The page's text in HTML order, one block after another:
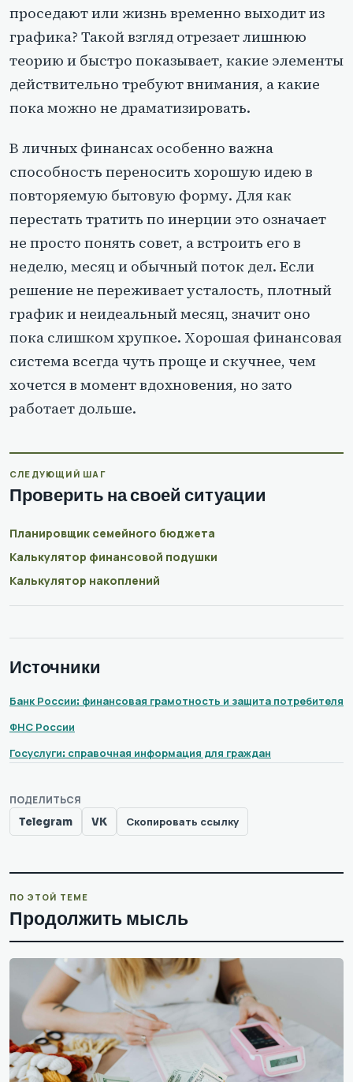
проседают или жизнь временно выходит из
графика? Такой взгляд отрезает лишнюю
теорию и быстро показывает, какие элементы
действительно требуют внимания, а какие
пока можно не драматизировать.
В личных финансах особенно важна
способность переносить хорошую идею в
повторяемую бытовую форму. Для как
перестать тратить по инерции это означает
не просто понять совет, а встроить его в
неделю, месяц и обычный поток дел. Если
решение не переживает усталость, плотный
график и неидеальный месяц, значит оно
пока слишком хрупкое. Хорошая финансовая
система всегда чуть проще и скучнее, чем
хочется в момент вдохновения, но зато
работает дольше.
СЛЕДУЮЩИЙ ШАГ
Проверить на своей ситуации
Планировщик семейного бюджета
Калькулятор финансовой подушки
Калькулятор накоплений
Источники
Банк России: финансовая грамотность и защита потребителя
ФНС России
Госуслуги: справочная информация для граждан
ПОДЕЛИТЬСЯ
Telegram VK Скопировать ссылку
ПО ЭТОЙ ТЕМЕ
Продолжить мысль